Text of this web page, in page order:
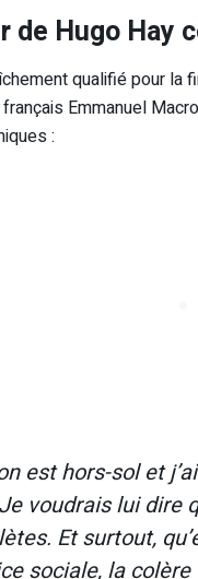
de Hugo Hay
qualifié pour la
Emmanuel
:
est hors-sol et
voudrais lui dire
Et surtout,
sociale, la